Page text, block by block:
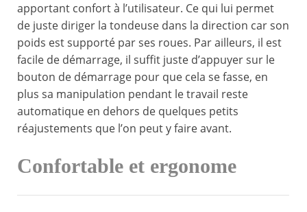
apportant confort à l’utilisateur. Ce qui lui permet
de juste diriger la tondeuse dans la direction car son
poids est supporté par ses roues. Par ailleurs, il est
facile de démarrage, il suffit juste d’appuyer sur le
bouton de démarrage pour que cela se fasse, en
plus sa manipulation pendant le travail reste
automatique en dehors de quelques petits
réajustements que l’on peut y faire avant.
Confortable et ergonome